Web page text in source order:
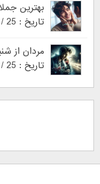
بهترین
تاریخ : 25 / اردیبهشت / 1403
مردان از
تاریخ : 25 / اردیبهشت / 1403